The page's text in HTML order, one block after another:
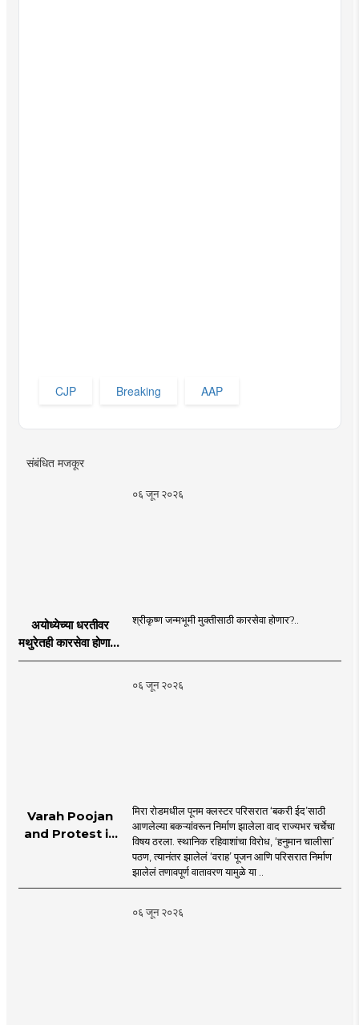
CJP Breaking AAP
संबंधित मजकूर
०६ जून २०२६
अयोध्येच्या धरतीवर
मथुरेतही कारसेवा होणार?
| Shri Krishna
श्रीकृष्ण जन्मभूमी मुक्तीसाठी कारसेवा होणार?..
०६ जून २०२६
Varah Poojan
and Protest in
Mira Road
मिरा रोडमधील पूनम क्लस्टर परिसरात ‘बकरी ईद’साठी
आणलेल्या बकऱ्यांवरून निर्माण झालेला वाद राज्यभर चर्चेचा
विषय ठरला. स्थानिक रहिवाशांचा विरोध, ‘हनुमान चालीसा’
पठण, त्यानंतर झालेलं ‘वराह’ पूजन आणि परिसरात निर्माण
झालेलं तणावपूर्ण वातावरण यामुळे या ..
०६ जून २०२६